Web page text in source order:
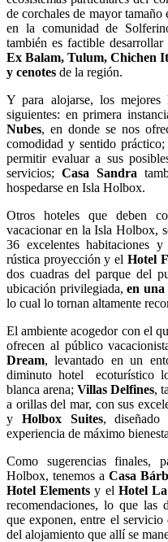
de corchales de mayor
en la comunidad de
también es factible desarrollar
Ex Balam, Tulum, Chichen
y cenotes de la región.
Y para alojarse, los
siguientes: en primera
Nubes, en donde se nos
comodidad y sentido práctico;
permitir evaluar a sus
servicios; Casa Sandra
hospedarse en Isla Holbox.
Otros hoteles que deben
vacacionar en la Isla Holbox,
36 excelentes habitaciones
rústica proyección y el Hotel
dos cuadras del parque del
ubicación privilegiada, en una
lo cual lo tornan altamente
El ambiente acogedor con el
ofrecen al público
Dream, levantado en un
diminuto hotel ecoturístico
blanca arena;Villas Delfines,
a orillas del mar, con sus
y Holbox Suites, diseñado
experiencia de máximo
Como sugerencias finales,
Holbox, tenemos aCasa
Hotel Elements y el Hotel
recomendaciones, lo que las
que exponen, entre el
del alojamiento que allí se